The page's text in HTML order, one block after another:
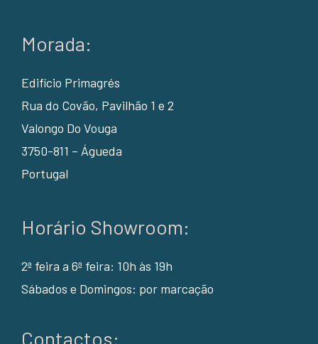
Morada:
Edifício Primagrés
Rua do Covão, Pavilhão 1 e 2
Valongo Do Vouga
3750-811 – Águeda
Portugal
Horário Showroom:
2ª feira a 6ª feira: 10h às 19h
Sábados e Domingos: por marcação
Contactos: